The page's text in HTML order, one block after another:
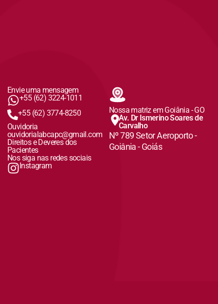
Envie uma mensagem
+55 (62) 3224-1011
+55 (62) 3774-8250
Ouvidoria
ouvidorialabcapc@gmail.com
Direitos e Deveres dos
Pacientes
Nos siga nas redes sociais
Instagram
Nossa matriz em Goiânia - GO
Av. Dr Ismerino Soares de
Carvalho
Nº 789 Setor Aeroporto -
Goiânia - Goiás